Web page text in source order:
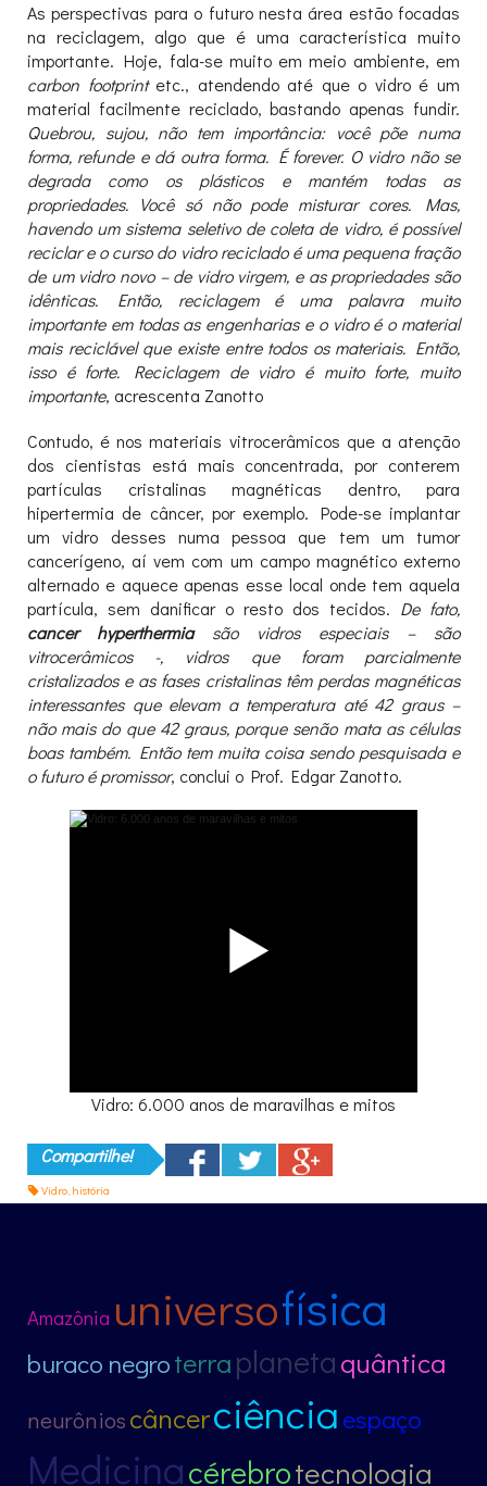
As perspectivas para o futuro nesta área estão focadas
na reciclagem, algo que é uma característica muito
importante. Hoje, fala-se muito em meio ambiente, em
carbon footprint etc., atendendo até que o vidro é um
material facilmente reciclado, bastando apenas fundir.
Quebrou, sujou, não tem importância: você põe numa
forma, refunde e dá outra forma. É forever. O vidro não se
degrada como os plásticos e mantém todas as
propriedades. Você só não pode misturar cores. Mas,
havendo um sistema seletivo de coleta de vidro, é possível
reciclar e o curso do vidro reciclado é uma pequena fração
de um vidro novo – de vidro virgem, e as propriedades são
idênticas. Então, reciclagem é uma palavra muito
importante em todas as engenharias e o vidro é o material
mais reciclável que existe entre todos os materiais. Então,
isso é forte. Reciclagem de vidro é muito forte, muito
importante, acrescenta Zanotto
Contudo, é nos materiais vitrocerâmicos que a atenção
dos cientistas está mais concentrada, por conterem
partículas cristalinas magnéticas dentro, para
hipertermia de câncer, por exemplo. Pode-se implantar
um vidro desses numa pessoa que tem um tumor
cancerígeno, aí vem com um campo magnético externo
alternado e aquece apenas esse local onde tem aquela
partícula, sem danificar o resto dos tecidos. De fato,
cancer hyperthermiasão vidros especiais – são
vitrocerâmicos -, vidros que foram parcialmente
cristalizados e as fases cristalinas têm perdas magnéticas
interessantes que elevam a temperatura até 42 graus –
não mais do que 42 graus, porque senão mata as células
boas também. Então tem muita coisa sendo pesquisada e
o futuro é promissor, conclui o Prof. Edgar Zanotto.
Vidro: 6.000 anos de maravilhas e mitos
Compartilhe!
Vidro, história
Amazônia universofísica
buraco negroterraplanetaquântica
neurônioscâncerciência espaço
Medicinacérebrotecnologia